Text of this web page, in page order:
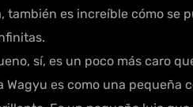
también es increíble cómo se
sí, es un poco más caro
es como una pequeña